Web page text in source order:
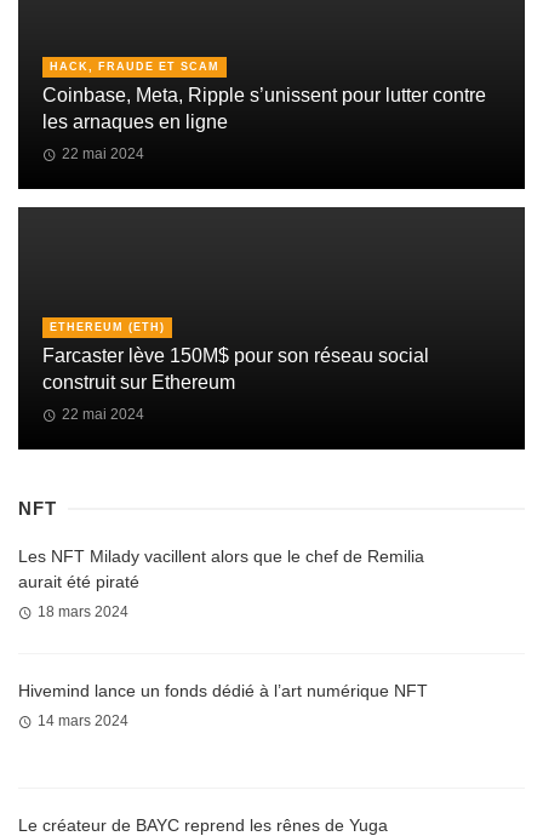
HACK, FRAUDE ET SCAM
Coinbase, Meta, Ripple s’unissent pour lutter contre
les arnaques en ligne
22 mai 2024
ETHEREUM (ETH)
Farcaster lève 150M$ pour son réseau social
construit sur Ethereum
22 mai 2024
NFT
Les NFT Milady vacillent alors que le chef de Remilia
aurait été piraté
18 mars 2024
Hivemind lance un fonds dédié à l’art numérique NFT
14 mars 2024
Le créateur de BAYC reprend les rênes de Yuga